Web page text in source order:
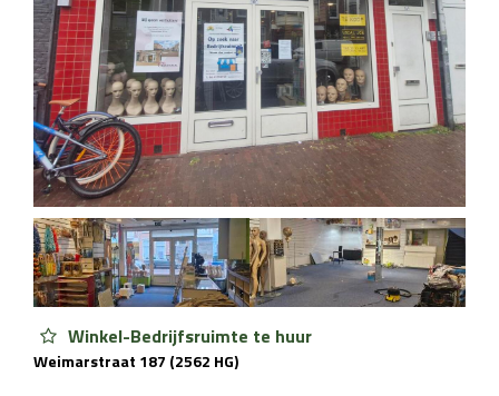
Winkel-Bedrijfsruimte te huur
Weimarstraat 187 (2562 HG)